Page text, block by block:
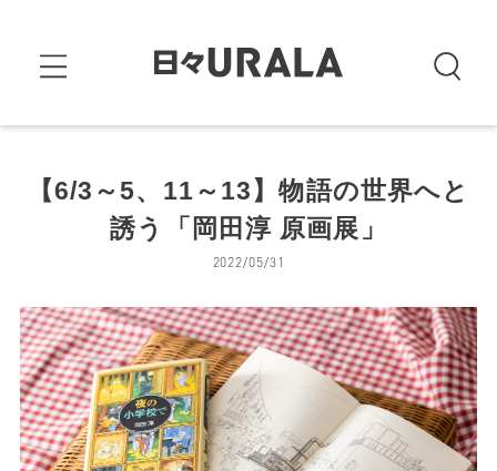
【6/3～5、11～13】物語の世界へと
誘う「岡田淳 原画展」
2022/05/31